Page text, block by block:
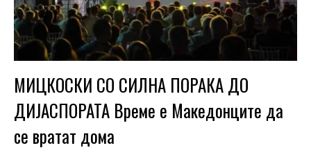
МИЦКОСКИ СО СИЛНА ПОРАКА ДО
ДИЈАСПОРАТА Време е Македонците да
се вратат дома